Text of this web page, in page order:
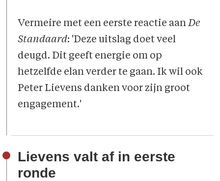
Vermeire met een eerste reactie aanDe
Standaard: 'Deze uitslag doet veel
deugd. Dit geeft energie om op
hetzelfde elan verder te gaan. Ik wil ook
Peter Lievens danken voor zijn groot
engagement.'
Lievens valt af in eerste
ronde